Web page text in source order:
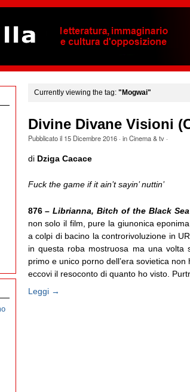
Currently viewing the tag: "Mogwai"
Divine Divane Visioni
Pubblicato il 15 Dicembre 2016· inCinema & tv·
di Dziga Cacace
Fuck the game if it ain’t sayin’ nuttin’
876 –Librianna, Bitch of the Black Sea
non solo il film, pure la giunonica
a colpi di bacino la controrivoluzione in
in questa roba mostruosa ma una
primo e unico porno dell’era sovietica
eccovi il resoconto di quanto ho visto.
Leggi →